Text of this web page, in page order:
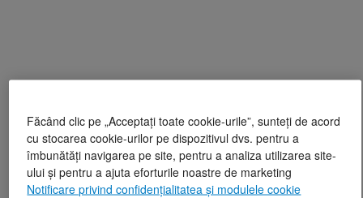
Făcând clic pe „Acceptați toate cookie-urile”, sunteți de acord
cu stocarea cookie-urilor pe dispozitivul dvs. pentru a
îmbunătăți navigarea pe site, pentru a analiza utilizarea site-
ului și pentru a ajuta eforturile noastre de marketing
Notificare privind confidențialitatea și modulele cookie